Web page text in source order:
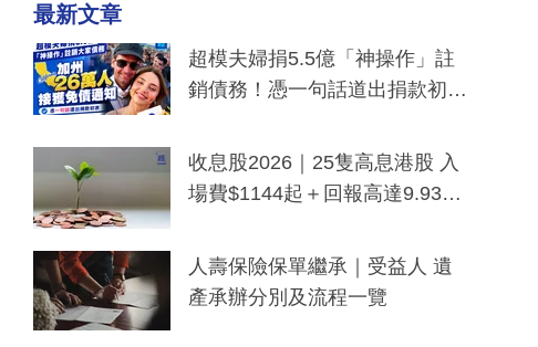
最新文章
超模夫婦捐5.5億「神操作」註
銷債務！憑一句話道出捐款初
一度被誤當詐騙手段
收息股2026｜25隻高息港股 入
場費$1144起＋回報高達9.93
人壽保險保單繼承｜受益人 遺
產承辦分別及流程一覽